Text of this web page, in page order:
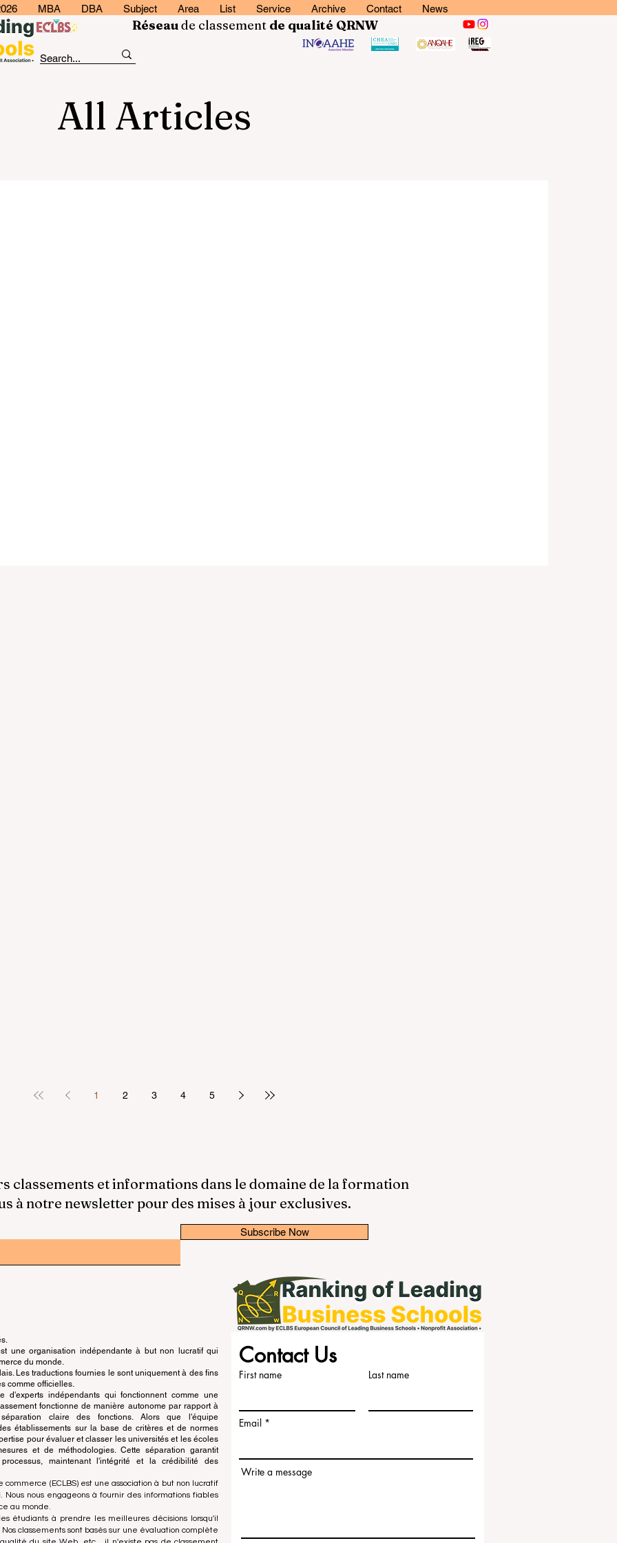
MBA DBA Subject Area List Service Archive Contact News
Réseaude classement de qualité QRNW
All Articles
1 2 3 4 5
classements et informations dans le domaine de la formation
à notre newsletter pour des mises à jour exclusives.
Subscribe Now
une organisation indépendante à but non lucratif qui
du monde.
Les traductions fournies le sont uniquement à des fins
comme officielles.
d'experts indépendants qui fonctionnent comme une
fonctionne de manière autonome par rapport à
claire des fonctions. Alors que l'équipe
établissements sur la base de critères et de normes
pour évaluer et classer les universités et les écoles
et de méthodologies. Cette séparation garantit
maintenant l'intégrité et la crédibilité des
(ECLBS) est une association à but non lucratif
nous engageons à fournir des informations fiables
au monde.
étudiants à prendre les meilleures décisions lorsqu'il
classements sont basés sur une évaluation complète
Contact Us
First name Last name
Email
Write a message